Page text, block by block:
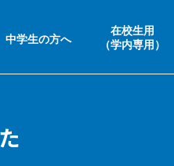
中学生の方へ
在校生用
（学内専用）